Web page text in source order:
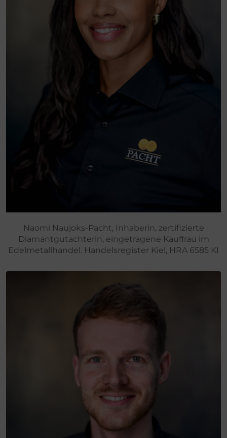
Naomi Naujoks-Pacht, Inhaberin, zertifizierte
Diamantgutachterin, eingetragene Kauffrau im
Edelmetallhandel. Handelsregister Kiel, HRA 6585 KI